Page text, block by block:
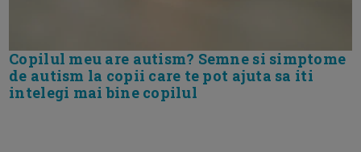
Copilul meu are autism? Semne si simptome
de autism la copii care te pot ajuta sa iti
intelegi mai bine copilul